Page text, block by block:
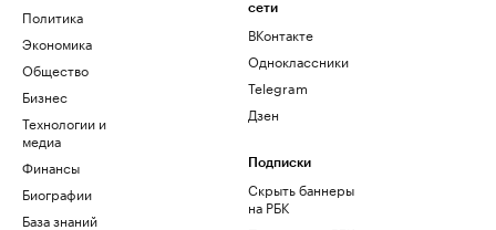
Политика
Экономика
Общество
Бизнес
Технологии и
медиа
Финансы
Биографии
База знаний
сети
ВКонтакте
Одноклассники
Telegram
Дзен
Подписки
Скрыть баннеры
на РБК